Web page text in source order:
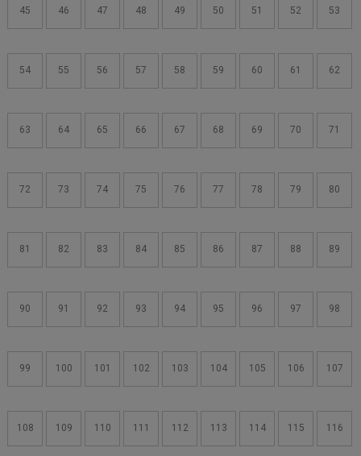
45 46 47 48 49 50 51 52 53
54 55 56 57 58 59 60 61 62
63 64 65 66 67 68 69 70 71
72 73 74 75 76 77 78 79 80
81 82 83 84 85 86 87 88 89
90 91 92 93 94 95 96 97 98
99 100 101 102 103 104 105 106 107
108 109 110 111 112 113 114 115 116